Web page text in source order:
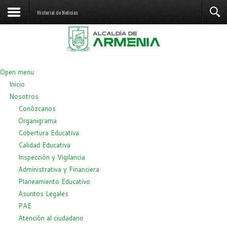
Historial de Noticias
Open menu
Inicio
Nosotros
Conózcanos
Organigrama
Cobertura Educativa
Calidad Educativa
Inspección y Vigilancia
Administrativa y Financiera
Planeamiento Educativo
Asuntos Legales
PAE
Atención al ciudadano